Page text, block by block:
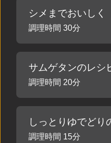
シメまでおいしく
調理時間 30分
サムゲタンのレシ
調理時間 20分
しっとりゆでどり
調理時間 15分